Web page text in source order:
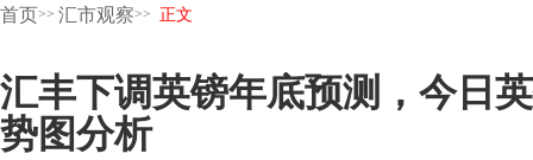
首页>> 汇市观察>> 正文
汇丰下调英镑年底预测，今日
势图分析